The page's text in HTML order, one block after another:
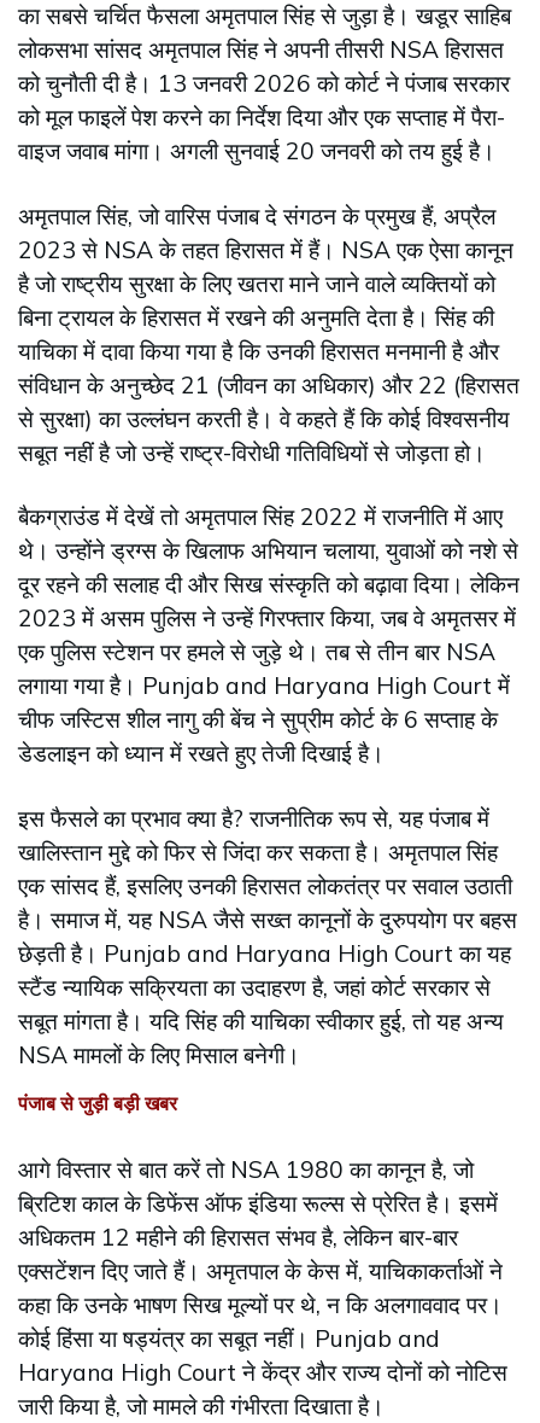
का सबसे चर्चित फैसला अमृतपाल सिंह से जुड़ा है। खडूर साहिब
लोकसभा सांसद अमृतपाल सिंह ने अपनी तीसरी NSA हिरासत
को चुनौती दी है। 13 जनवरी 2026 को कोर्ट ने पंजाब सरकार
को मूल फाइलें पेश करने का निर्देश दिया और एक सप्ताह में पैरा-
वाइज जवाब मांगा। अगली सुनवाई 20 जनवरी को तय हुई है।
अमृतपाल सिंह, जो वारिस पंजाब दे संगठन के प्रमुख हैं, अप्रैल
2023 से NSA के तहत हिरासत में हैं। NSA एक ऐसा कानून
है जो राष्ट्रीय सुरक्षा के लिए खतरा माने जाने वाले व्यक्तियों को
बिना ट्रायल के हिरासत में रखने की अनुमति देता है। सिंह की
याचिका में दावा किया गया है कि उनकी हिरासत मनमानी है और
संविधान के अनुच्छेद 21 (जीवन का अधिकार) और 22 (हिरासत
से सुरक्षा) का उल्लंघन करती है। वे कहते हैं कि कोई विश्वसनीय
सबूत नहीं है जो उन्हें राष्ट्र-विरोधी गतिविधियों से जोड़ता हो।
बैकग्राउंड में देखें तो अमृतपाल सिंह 2022 में राजनीति में आए
थे। उन्होंने ड्रग्स के खिलाफ अभियान चलाया, युवाओं को नशे से
दूर रहने की सलाह दी और सिख संस्कृति को बढ़ावा दिया। लेकिन
2023 में असम पुलिस ने उन्हें गिरफ्तार किया, जब वे अमृतसर में
एक पुलिस स्टेशन पर हमले से जुड़े थे। तब से तीन बार NSA
लगाया गया है। Punjab and Haryana High Court में
चीफ जस्टिस शील नागु की बेंच ने सुप्रीम कोर्ट के 6 सप्ताह के
डेडलाइन को ध्यान में रखते हुए तेजी दिखाई है।
इस फैसले का प्रभाव क्या है? राजनीतिक रूप से, यह पंजाब में
खालिस्तान मुद्दे को फिर से जिंदा कर सकता है। अमृतपाल सिंह
एक सांसद हैं, इसलिए उनकी हिरासत लोकतंत्र पर सवाल उठाती
है। समाज में, यह NSA जैसे सख्त कानूनों के दुरुपयोग पर बहस
छेड़ती है। Punjab and Haryana High Court का यह
स्टैंड न्यायिक सक्रियता का उदाहरण है, जहां कोर्ट सरकार से
सबूत मांगता है। यदि सिंह की याचिका स्वीकार हुई, तो यह अन्य
NSA मामलों के लिए मिसाल बनेगी।
पंजाब से जुड़ी बड़ी खबर
आगे विस्तार से बात करें तो NSA 1980 का कानून है, जो
ब्रिटिश काल के डिफेंस ऑफ इंडिया रूल्स से प्रेरित है। इसमें
अधिकतम 12 महीने की हिरासत संभव है, लेकिन बार-बार
एक्सटेंशन दिए जाते हैं। अमृतपाल के केस में, याचिकाकर्ताओं ने
कहा कि उनके भाषण सिख मूल्यों पर थे, न कि अलगाववाद पर।
कोई हिंसा या षड्यंत्र का सबूत नहीं। Punjab and
Haryana High Court ने केंद्र और राज्य दोनों को नोटिस
जारी किया है, जो मामले की गंभीरता दिखाता है।